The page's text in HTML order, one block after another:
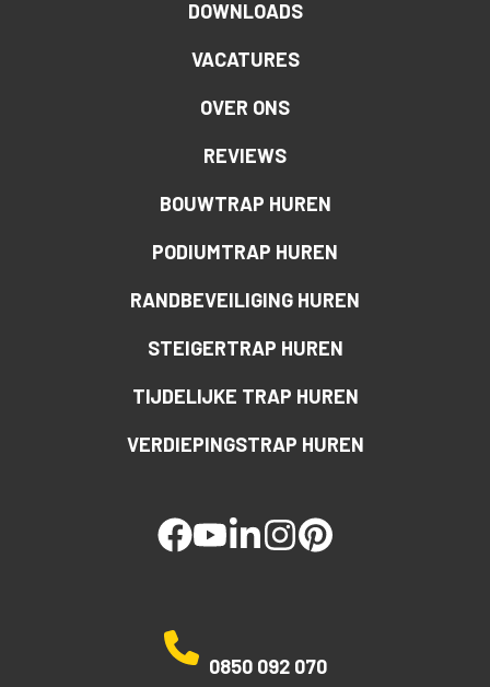
DOWNLOADS
VACATURES
OVER ONS
REVIEWS
BOUWTRAP HUREN
PODIUMTRAP HUREN
RANDBEVEILIGING HUREN
STEIGERTRAP HUREN
TIJDELIJKE TRAP HUREN
VERDIEPINGSTRAP HUREN
facebook
youtube
linkedinstagram
pinterest
0850 092 070